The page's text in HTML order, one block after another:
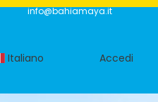
info@bahiamaya.it
Italiano Accedi